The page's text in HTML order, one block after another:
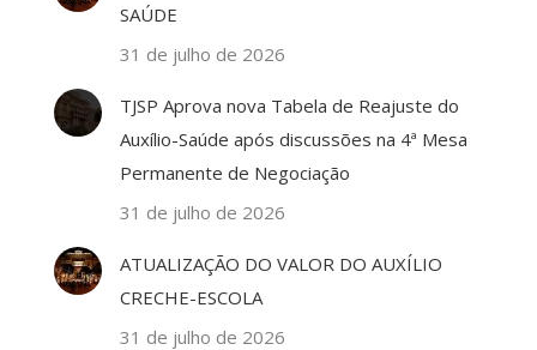
SAÚDE
31 de julho de 2026
TJSP Aprova nova Tabela de Reajuste do
Auxílio-Saúde após discussões na 4ª Mesa
Permanente de Negociação
31 de julho de 2026
ATUALIZAÇÃO DO VALOR DO AUXÍLIO
CRECHE-ESCOLA
31 de julho de 2026